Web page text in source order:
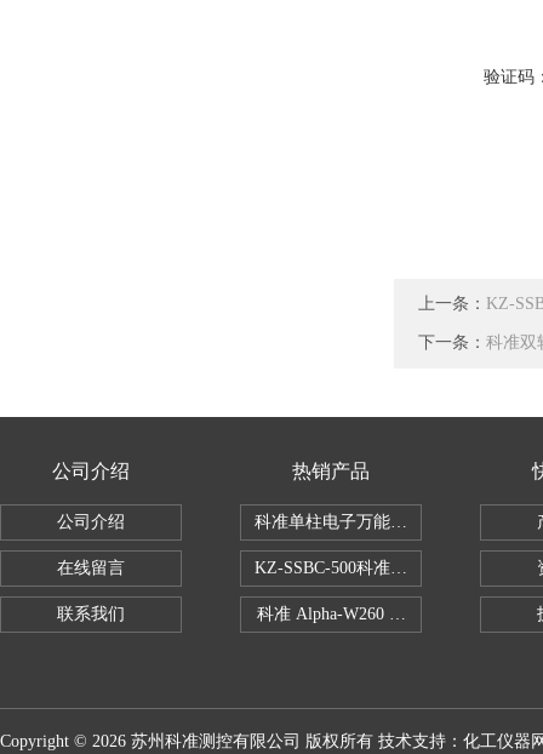
验证码
上一条： KZ-
下一条： 科准双
公司介绍
公司介绍
在线留言
联系我们
热销产品
科准单柱电子万能拉力机KZ-SSBC-500
KZ-SSBC-500科准单柱电子万能试验
科准 Alpha-W260 半导体全自动推拉
Copyright © 2026 苏州科准测控有限公司 版权所有 技术支持： 化工仪器